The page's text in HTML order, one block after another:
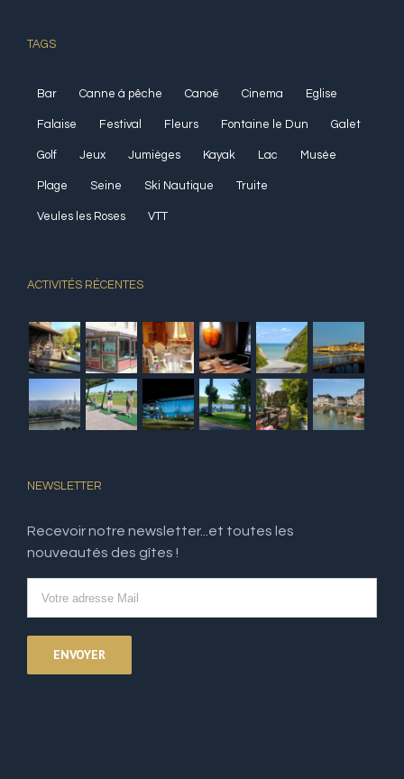
TAGS
Bar Canne à pêche Canoë Cinema Eglise
Falaise Festival Fleurs Fontaine le Dun Galet
Golf Jeux Jumièges Kayak Lac Musée
Plage Seine Ski Nautique Truite
Veules les Roses VTT
ACTIVITÉS RÉCENTES
NEWSLETTER
Recevoir notre newsletter...et toutes les
nouveautés des gîtes !